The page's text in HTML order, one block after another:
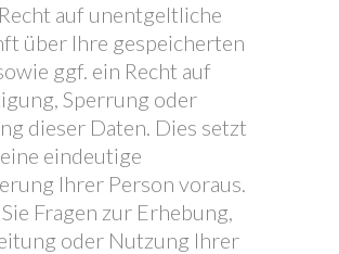
auf unentgeltliche
über Ihre gespeicherten
ggf. ein Recht auf
Sperrung oder
dieser Daten. Dies setzt
eindeutige
Ihrer Person voraus.
Fragen zur Erhebung,
oder Nutzung Ihrer